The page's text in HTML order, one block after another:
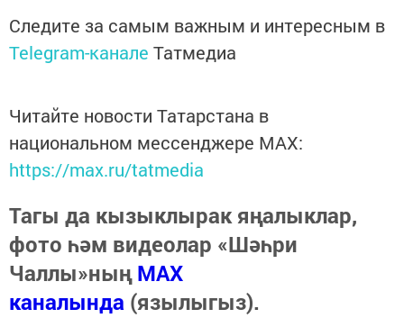
Следите за самым важным и интересным в
Telegram-канале Татмедиа
Читайте новости Татарстана в
национальном мессенджере MАХ:
https://max.ru/tatmedia
Тагы да кызыклырак яңалыклар,
фото һәм видеолар «Шәһри
Чаллы»ныңMAX
каналында (язылыгыз).